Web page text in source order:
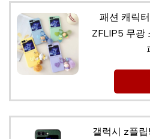
패션 캐릭
ZFLIP5 무광
갤럭시 z플